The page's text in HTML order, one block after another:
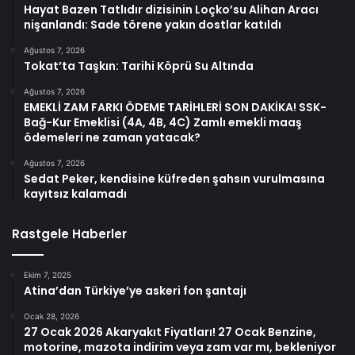
Hayat Bazen Tatlıdır dizisinin Loçko’su Alihan Aracı
nişanlandı: Sade törene yakın dostlar katıldı
Ağustos 7, 2026
Tokat’ta Taşkın: Tarihi Köprü Su Altında
Ağustos 7, 2026
EMEKLİ ZAM FARKI ÖDEME TARİHLERİ SON DAKİKA! SSK-
Bağ-Kur Emeklisi (4A, 4B, 4C) Zamlı emekli maaş
ödemeleri ne zaman yatacak?
Ağustos 7, 2026
Sedat Peker, kendisine küfreden şahsın vurulmasına
kayıtsız kalamadı
Rastgele Haberler
Ekim 7, 2025
Atina’dan Türkiye’ye askeri fon şantajı
Ocak 28, 2026
27 Ocak 2026 Akaryakıt Fiyatları! 27 Ocak Benzine,
motorine, mazota indirim veya zam var mı, bekleniyor